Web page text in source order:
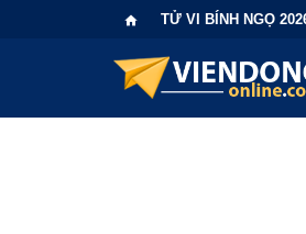
TỬ VI BÍNH NGỌ